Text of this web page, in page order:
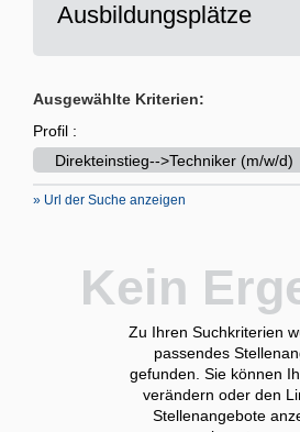
Ausbildungsplätze
Ausgewählte Kriterien:
Profil :
Direkteinstieg-->Techniker (m/w/d)
» Url der Suche anzeigen
Kein
Zu Ihren Suchkriterien
passendes
gefunden. Sie können
verändern oder den
Stellenangebote